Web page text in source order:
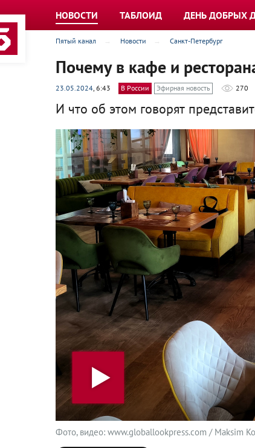
НОВОСТИ ТАБЛОИД ДЕНЬ ДОБРЫХ
Пятый канал Новости Санкт-Петербург
Почему в кафе и
23.05.2024, 6:43 В России Эфирная новость 270
И что об этом говорят
Фото, видео: www.globallookpress.com / Maksim